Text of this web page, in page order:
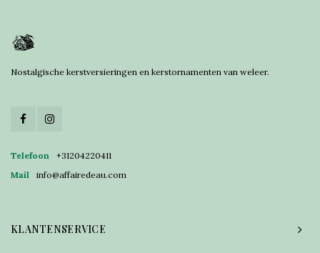
Nostalgische kerstversieringen en kerstornamenten van weleer.
Telefoon
+31204220411
Mail
info@affairedeau.com
KLANTENSERVICE